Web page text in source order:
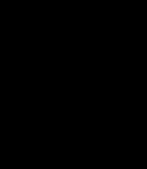
ๆ ต้องมาให้ได้สักครั้ง! แล้วจะรู้ว่า
นหน้า เมเจอร์รัชโยธินเวลาเปิด - ปิด
ผู้เขียน วิภูษิตา ญาติจันทึก